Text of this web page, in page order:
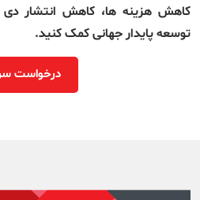
کاهش هزینه ها، کاهش انتشار
توسعه پایدار جهانی کمک کنید.
درخواست